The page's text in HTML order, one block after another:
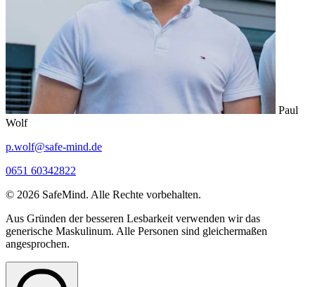
Paul
Wolf
p.wolf@safe-mind.de
0651 60342822
© 2026 SafeMind. Alle Rechte vorbehalten.
Aus Gründen der besseren Lesbarkeit verwenden wir das
generische Maskulinum. Alle Personen sind gleichermaßen
angesprochen.